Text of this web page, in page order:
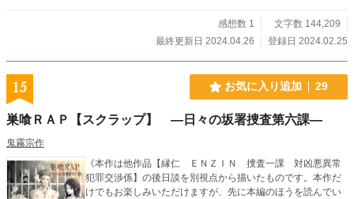
感想数 1
文字数 144,209
最終更新日 2024.04.26
登録日 2024.02.25
15 お気に入り追加 29
巣喰ＲＡＰ【スクラップ】 ―日々の坂署捜査第六課―
鬼霧宗作
《本作は他作品【縁仁 ＥＮＺＩＮ 捜査一課 対凶悪異常
犯罪交渉係】の後日談を別視点から描いたものです。本作だ
けでもお楽しみいただけますが、先に本編のほうを読んでい